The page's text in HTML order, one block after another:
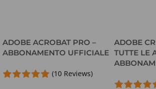
ADOBE ACROBAT PRO –
ABBONAMENTO UFFICIALE
(10 Reviews)
ADOBE
TUTTE LE